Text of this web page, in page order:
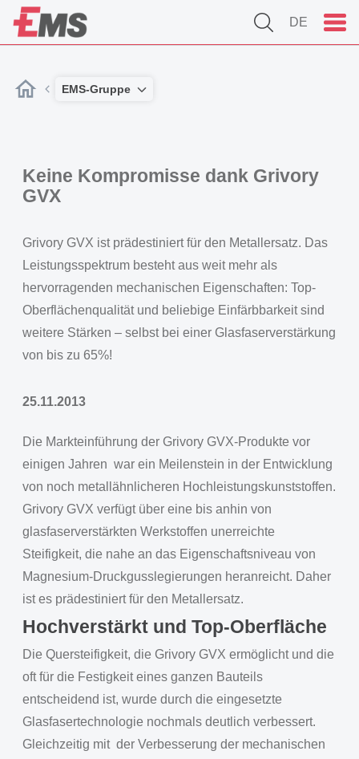
DE
EMS-Gruppe
Keine Kompromisse dank Grivory
GVX
Grivory GVX ist prädestiniert für den Metallersatz. Das
Leistungsspektrum besteht aus weit mehr als
hervorragenden mechanischen Eigenschaften: Top-
Oberflächenqualität und beliebige Einfärbbarkeit sind
weitere Stärken – selbst bei einer Glasfaserverstärkung
von bis zu 65%!
25.11.2013
Die Markteinführung der Grivory GVX-Produkte vor
einigen Jahren war ein Meilenstein in der Entwicklung
von noch metallähnlicheren Hochleistungskunststoffen.
Grivory GVX verfügt über eine bis anhin von
glasfaserverstärkten Werkstoffen unerreichte
Steifigkeit, die nahe an das Eigenschaftsniveau von
Magnesium-Druckgusslegierungen heranreicht. Daher
ist es prädestiniert für den Metallersatz.
Hochverstärkt und Top-Oberfläche
Die Quersteifigkeit, die Grivory GVX ermöglicht und die
oft für die Festigkeit eines ganzen Bauteils
entscheidend ist, wurde durch die eingesetzte
Glasfasertechnologie nochmals deutlich verbessert.
Gleichzeitig mit der Verbesserung der mechanischen